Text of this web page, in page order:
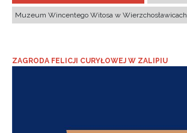
Muzeum Wincentego Witosa w Wierzchosławicach
ZAGRODA FELICJI CURYŁOWEJ W ZALIPIU